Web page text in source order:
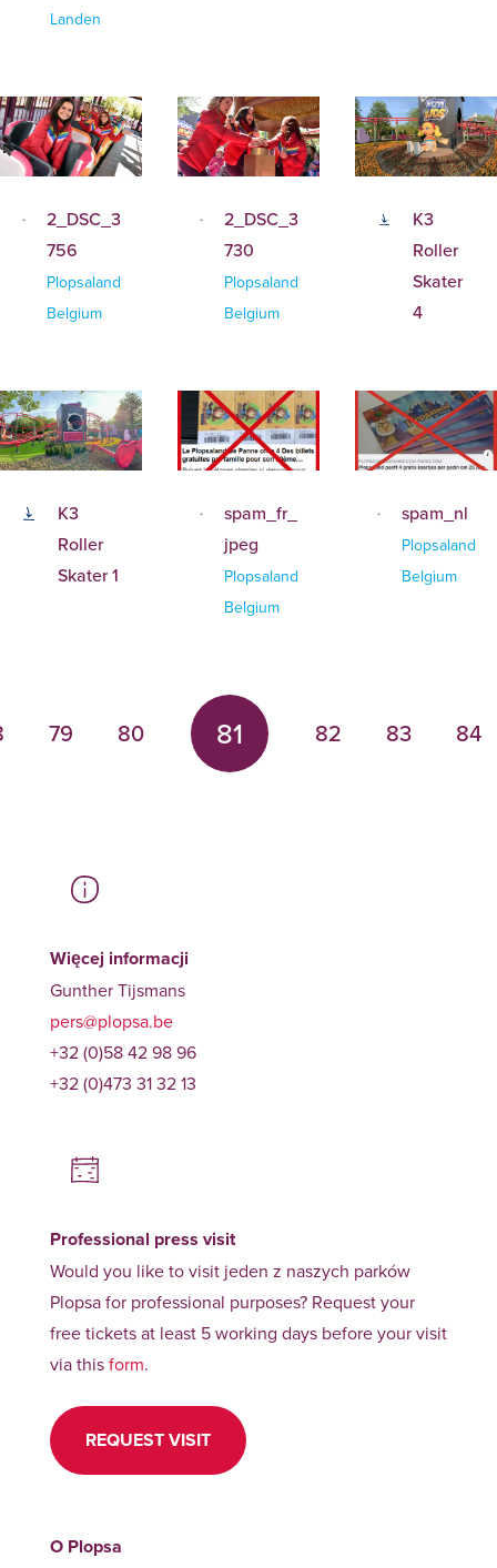
Landen
2_DSC_3
756
Plopsaland
Belgium
2_DSC_3
730
Plopsaland
Belgium
K3
Roller
Skater
4
K3
Roller
Skater 1
spam_fr_
jpeg
Plopsaland
Belgium
spam_nl
Plopsaland
Belgium
79 80 81 82 83 84
Więcej informacji
Gunther Tijsmans
pers@plopsa.be
+32 (0)58 42 98 96
+32 (0)473 31 32 13
Professional press visit
Would you like to visit jeden z naszych parków
Plopsa for professional purposes? Request your
free tickets at least 5 working days before your visit
via thisform.
REQUEST VISIT
O Plopsa